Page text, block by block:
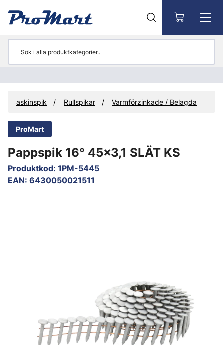
Maskinspik Rullspikar Varmförzinkade / Belagda
ProMart
Pappspik 16° 45x3,1 SLÄT KS
Produktkod: 1PM-5445
EAN: 6430050021511